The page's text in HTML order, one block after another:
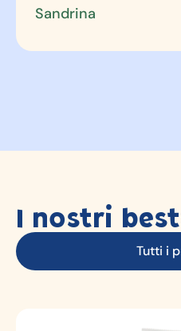
I nostri
Tutti i